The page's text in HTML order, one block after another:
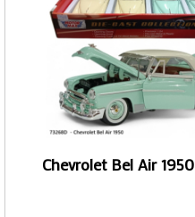
Chevrolet Bel Air 1950